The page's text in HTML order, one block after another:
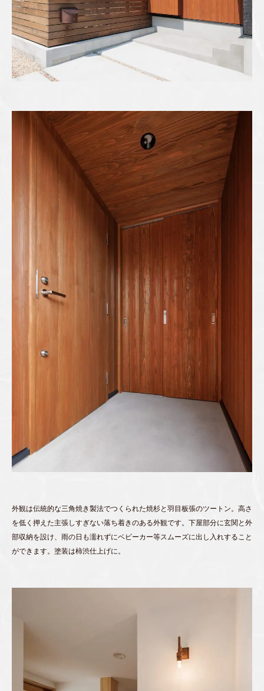
外観は伝統的な三角焼き製法でつくられた焼杉と羽目板張のツートン。高さ
を低く押えた主張しすぎない落ち着きのある外観です。下屋部分に玄関と外
部収納を設け、雨の日も濡れずにベビーカー等スムーズに出し入れすること
ができます。塗装は柿渋仕上げに。